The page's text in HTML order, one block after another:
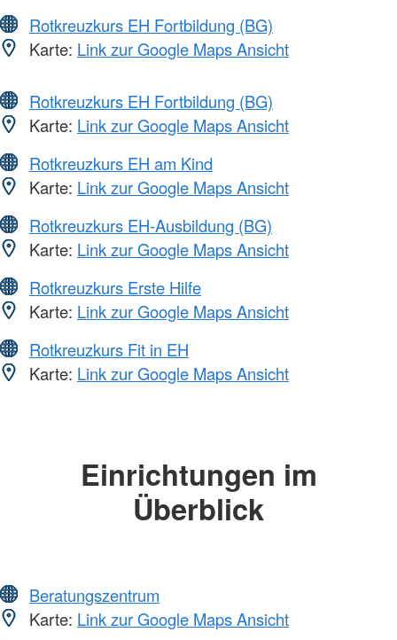
Rotkreuzkurs EH Fortbildung (BG)
Karte: Link zur Google Maps Ansicht
Rotkreuzkurs EH Fortbildung (BG)
Karte: Link zur Google Maps Ansicht
Rotkreuzkurs EH am Kind
Karte: Link zur Google Maps Ansicht
Rotkreuzkurs EH-Ausbildung (BG)
Karte: Link zur Google Maps Ansicht
Rotkreuzkurs Erste Hilfe
Karte: Link zur Google Maps Ansicht
Rotkreuzkurs Fit in EH
Karte: Link zur Google Maps Ansicht
Einrichtungen im
Überblick
Beratungszentrum
Karte: Link zur Google Maps Ansicht